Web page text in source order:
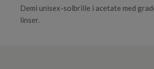
Demi unisex-solbrille i acetate med
linser.